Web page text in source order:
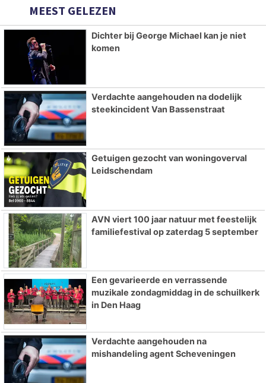
MEEST GELEZEN
Dichter bij George Michael kan je niet
komen
Verdachte aangehouden na dodelijk
steekincident Van Bassenstraat
Getuigen gezocht van woningoverval
Leidschendam
AVN viert 100 jaar natuur met feestelijk
familiefestival op zaterdag 5 september
Een gevarieerde en verrassende
muzikale zondagmiddag in de schuilkerk
in Den Haag
Verdachte aangehouden na
mishandeling agent Scheveningen